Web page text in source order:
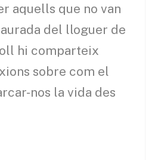
aquells que no van
del lloguer de
hi comparteix
sobre com el
nos la vida des